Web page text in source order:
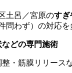
土呂／宮原のすぎ
問わず）の対応
どの専門施術
・筋膜リリース